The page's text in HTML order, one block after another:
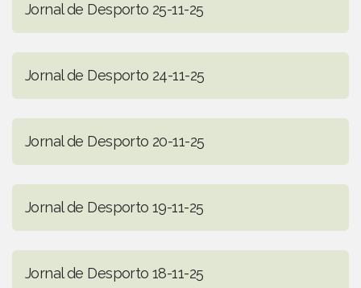
Jornal de Desporto 25-11-25
Jornal de Desporto 24-11-25
Jornal de Desporto 20-11-25
Jornal de Desporto 19-11-25
Jornal de Desporto 18-11-25